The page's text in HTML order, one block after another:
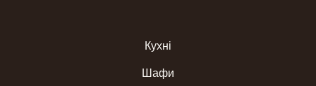
Кухні
Шафи